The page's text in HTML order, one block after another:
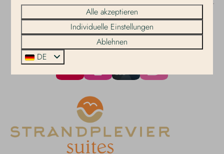
gelten.
Bezahlen Sie sicher
Alle akzeptieren
Individuelle Einstellungen
Ablehnen
DE